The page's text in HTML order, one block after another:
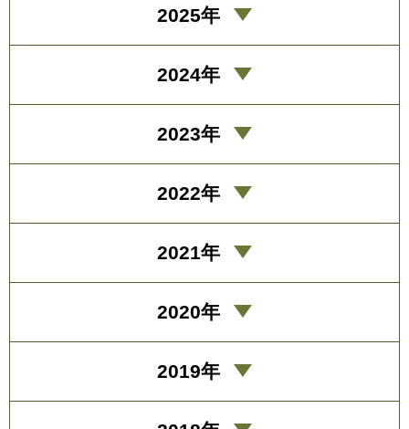
2025年
2024年
2023年
2022年
2021年
2020年
2019年